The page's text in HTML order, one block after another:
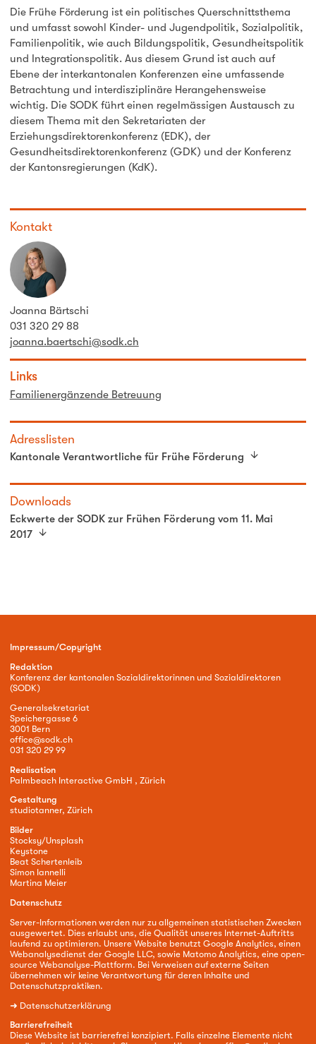
Die Frühe Förderung ist ein politisches Querschnittsthema
und umfasst sowohl Kinder- und Jugendpolitik, Sozialpolitik,
Familienpolitik, wie auch Bildungspolitik, Gesundheitspolitik
und Integrationspolitik. Aus diesem Grund ist auch auf
Ebene der interkantonalen Konferenzen eine umfassende
Betrachtung und interdisziplinäre Herangehensweise
wichtig. Die SODK führt einen regelmässigen Austausch zu
diesem Thema mit den Sekretariaten der
Erziehungsdirektorenkonferenz (EDK), der
Gesundheitsdirektorenkonferenz (GDK) und der Konferenz
der Kantonsregierungen (KdK).
Kontakt
Joanna Bärtschi
031 320 29 88
joanna.baertschi@sodk.ch
Links
Familienergänzende Betreuung
Adresslisten
Kantonale Verantwortliche für Frühe Förderung
Downloads
Eckwerte der SODK zur Frühen Förderung vom 11. Mai
2017
Impressum/Copyright
Redaktion
Konferenz der kantonalen Sozialdirektorinnen und Sozialdirektoren
(SODK)
Generalsekretariat
Speichergasse 6
3001 Bern
office@sodk.ch
031 320 29 99
Realisation
Palmbeach Interactive GmbH , Zürich
Gestaltung
studiotanner, Zürich
Bilder
Stocksy/Unsplash
Keystone
Beat Schertenleib
Simon Iannelli
Martina Meier
Datenschutz
Server-Informationen werden nur zu allgemeinen statistischen Zwecken
ausgewertet. Dies erlaubt uns, die Qualität unseres Internet-Auftritts
laufend zu optimieren. Unsere Website benutzt Google Analytics, einen
Webanalysedienst der Google LLC, sowie Matomo Analytics, eine open-
source Webanalyse-Plattform. Bei Verweisen auf externe Seiten
übernehmen wir keine Verantwortung für deren Inhalte und
Datenschutzpraktiken.
➜ Datenschutzerklärung
Barrierefreiheit
Diese Website ist barrierefrei konzipiert. Falls einzelne Elemente nicht